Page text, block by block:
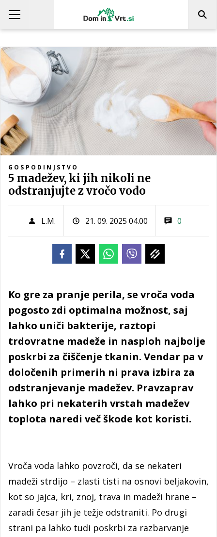
GOSPODINJSTVO
5 madežev, ki jih nikoli ne
odstranjujte z vročo vodo
L.M. 21. 09. 2025 04.00 0
Ko gre za pranje perila, se vroča voda
pogosto zdi optimalna možnost, saj
lahko uniči bakterije, raztopi
trdovratne madeže in nasploh najbolje
poskrbi za čiščenje tkanin. Vendar pa v
določenih primerih ni prava izbira za
odstranjevanje madežev. Pravzaprav
lahko pri nekaterih vrstah madežev
toplota naredi več škode kot koristi.
Vroča voda lahko povzroči, da se nekateri
madeži strdijo – zlasti tisti na osnovi beljakovin,
kot so jajca, kri, znoj, trava in madeži hrane –
zaradi česar jih je težje odstraniti. Po drugi
strani pa lahko tudi poskrbi za razbarvanje